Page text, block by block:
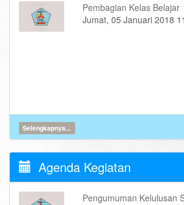
Pembagian Kelas Belajar
Jumat, 05 Januari 2018
Selengkapnya...
Agenda Kegiatan
Pengumuman Kelulusan